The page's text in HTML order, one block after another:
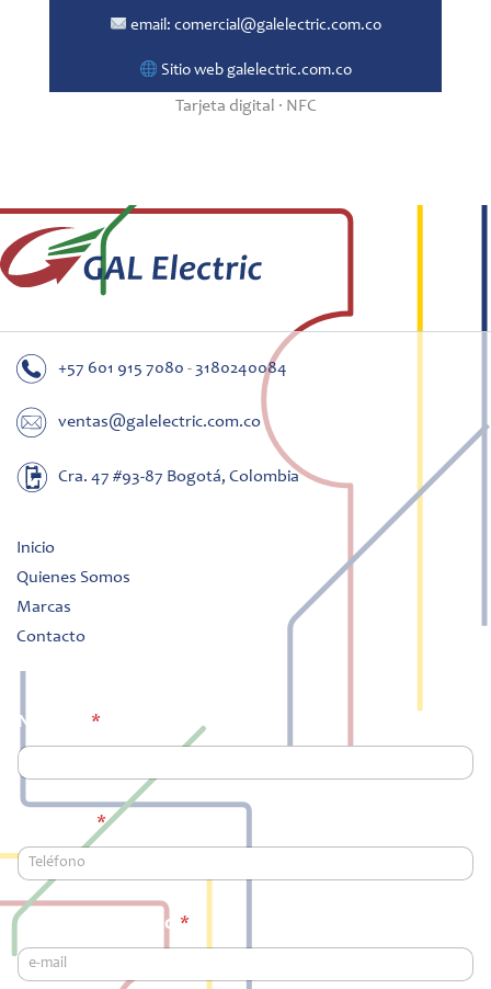
email: comercial@galelectric.com.co
Sitio web galelectric.com.co
Tarjeta digital · NFC
+57 601 915 7080 - 3180240084
ventas@galelectric.com.co
Cra. 47 #93-87 Bogotá, Colombia
Inicio
Quienes Somos
Marcas
Contacto
Nombre *
*
o
r
r
e
o
M
*
Correo electrónico *